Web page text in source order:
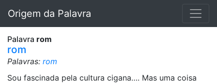
Origem da Palavra
Palavra rom
rom
Palavras: rom
Sou fascinada pela cultura cigana…. Mas uma coisa